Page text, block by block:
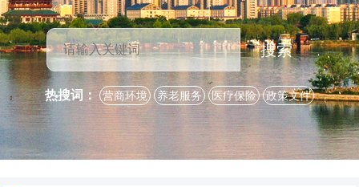
搜索
热搜词： 营商环境 养老服务 医疗保险 政策文件